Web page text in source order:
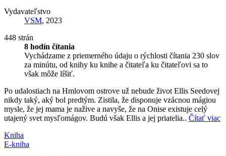
Vydavateľstvo
VSM, 2023
448 strán
8 hodín čítania
Vychádzame z priemerného údaju o rýchlosti čítania 230 slov
za minútu, od knihy ku knihe a čitateľa ku čitateľovi sa to
však môže líšiť.
Po udalostiach na Hmlovom ostrove už nebude život Ellis Seedovej
nikdy taký, aký bol predtým. Zistila, že disponuje vzácnou mágiou
mysle, že jej mama je nažive a navyše, že na Onise existuje celý
utajený svet mysľomágov. Budú však Ellis a jej priatelia.. Čítať viac
Kniha
E-kniha